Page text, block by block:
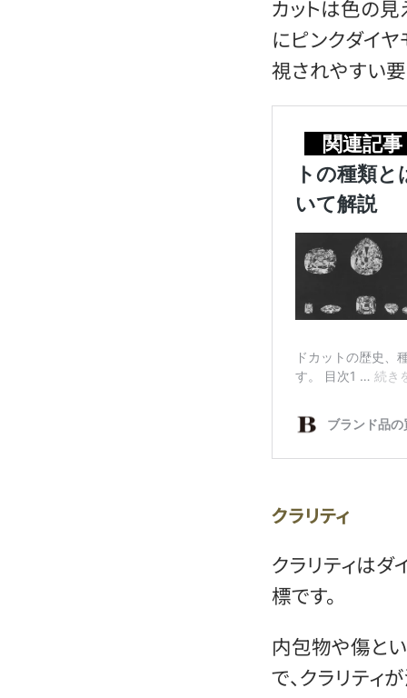
カットは色の
にピンクダイ
視されやすい要
クラリティ
クラリティは
標です。
内包物や傷と
で、クラリティ